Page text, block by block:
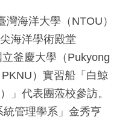
灣海洋大學（NTOU）
海洋學術殿堂
釜慶大學（Pukyong
）實習船「白鯨
」代表團蒞校參訪。
管理學系」金秀亨